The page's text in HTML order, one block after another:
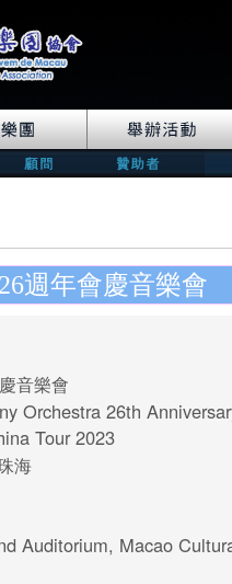
週年會慶音樂會
音樂會
Orchestra 26th
Tour 2023
海
Auditorium, Macao